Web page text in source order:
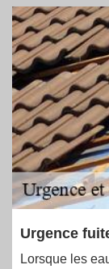
Urgence
Lorsque les